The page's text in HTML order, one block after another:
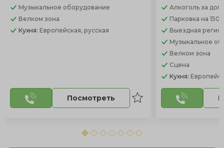
Музыкальное оборудование
Велком зона
Кухня: Европейская, русская
Посмотреть
Алкоголь за
Парковка на 150
Выездная
Музыкальное
Велком зона
Сцена
Кухня: